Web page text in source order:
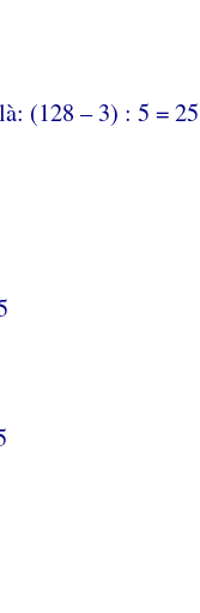
– 3) : 5 = 25